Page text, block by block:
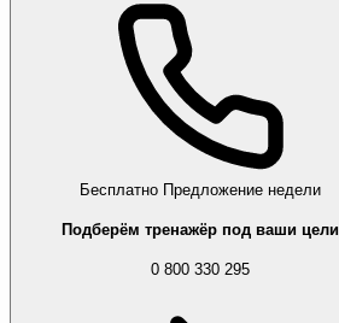
Бесплатно Предложение недели
Подберём тренажёр под ваши цели
0 800 330 295